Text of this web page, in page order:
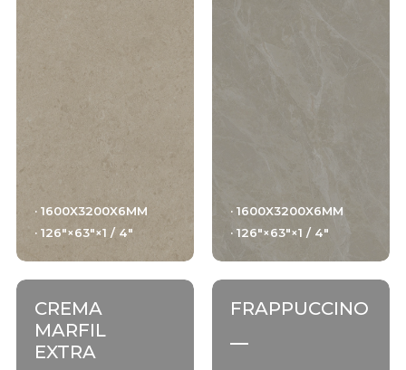
· 1600X3200X6MM
· 126"×63"×1 / 4"
· 1600X3200X6MM
· 126"×63"×1 / 4"
CREMA
MARFIL
EXTRA
FRAPPUCCINO